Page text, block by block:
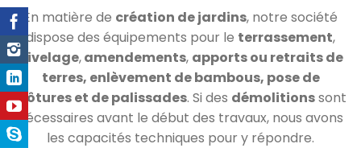
En matière de création de jardins, notre société
dispose des équipements pour le terrassement,
nivelage,amendements, apports ou retraits de
terres, enlèvement de bambous, pose de
clôtures et de palissades. Si des démolitionssont
nécessaires avant le début des travaux, nous avons
les capacités techniques pour y répondre.